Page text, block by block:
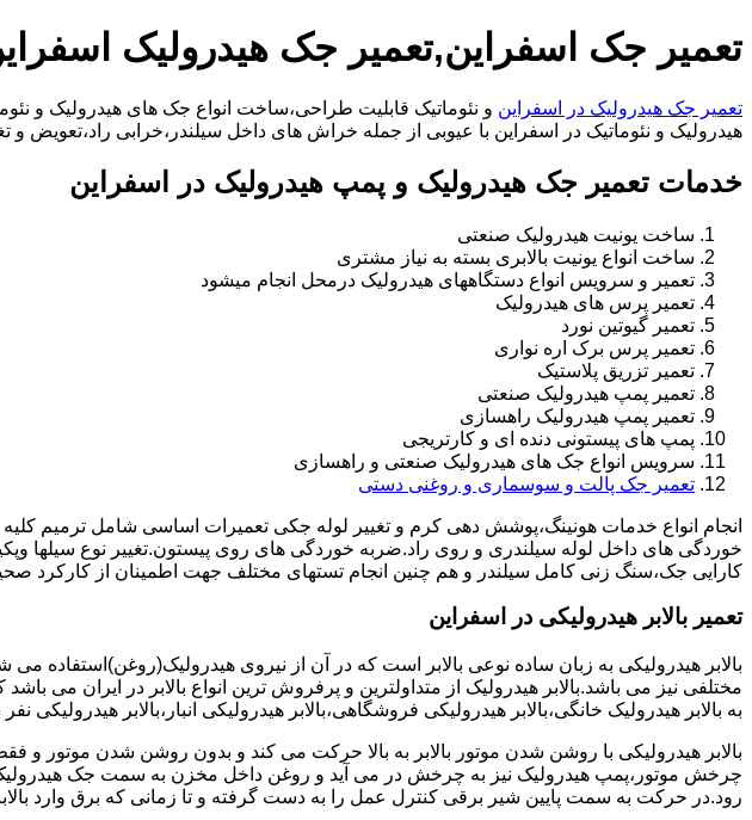
تعمیر جک اسفراین,تعمیر جک هیدرولیک
تعمیر جک هیدرولیک در اسفراین و نئوماتیک قابلیت طراحی،ساخت انواع جک های هیدرولیک و
هیدرولیک و نئوماتیک در اسفراین با عیوبی از جمله خراش های داخل سیلندر،خرابی راد،تعویض و تغییر سیل ها،خرابی
خدمات تعمیر جک هیدرولیک و پمپ هیدرولیک در اسفراین
ساخت یونیت هیدرولیک صنعتی
ساخت انواع یونیت بالابری بسته به نیاز مشتری
تعمیر و سرویس انواع دستگاههای هیدرولیک درمحل انجام میشود
تعمیر پرس های هیدرولیک
تعمیر گیوتین نورد
تعمیر پرس برک اره نواری
تعمیر تزریق پلاستیک
تعمیر پمپ هیدرولیک صنعتی
تعمیر پمپ هیدرولیک راهسازی
پمپ های پیستونی دنده ای و کارتریجی
سرویس انواع جک های هیدرولیک صنعتی و راهسازی
تعمیر جک پالت و سوسماری و روغنی دستی
انجام انواع خدمات هونینگ،پوشش دهی کرم و تغییر لوله جکی تعمیرات اساسی شامل ترمیم
خوردگی های داخل لوله سیلندری و روی راد.ضربه خوردگی های روی پیستون.تغییر نوع سیلها
کارایی جک،سنگ زنی کامل سیلندر و هم چنین انجام تستهای مختلف جهت اطمینان از کارکرد
تعمیر بالابر هیدرولیکی در اسفراین
بالابر هیدرولیکی به زبان ساده نوعی بالابر است که در آن از نیروی هیدرولیک(روغن)استفاده می
مختلفی نیز می باشد.بالابر هیدرولیک از متداولترین و پرفروش ترین انواع بالابر در ایران می باشد
به بالابر هیدرولیک خانگی،بالابر هیدرولیکی فروشگاهی،بالابر هیدرولیکی انبار،بالابر هیدرولیکی
بالابر هیدرولیکی با روشن شدن موتور بالابر به بالا حرکت می کند و بدون روشن شدن موتور
چرخش موتور،پمپ هیدرولیک نیز به چرخش در می آید و روغن داخل مخزن به سمت جک هیدرولیک
رود.در حرکت به سمت پایین شیر برقی کنترل عمل را به دست گرفته و تا زمانی که برق وارد